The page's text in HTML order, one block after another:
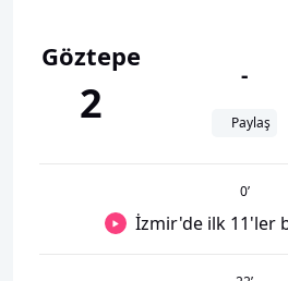
Göztepe
2
-
Paylaş
0’
İzmir'de ilk 11'ler